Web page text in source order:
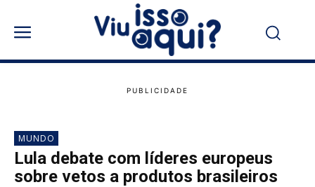
MUNDO
Lula debate com líderes europeus
sobre vetos a produtos brasileiros